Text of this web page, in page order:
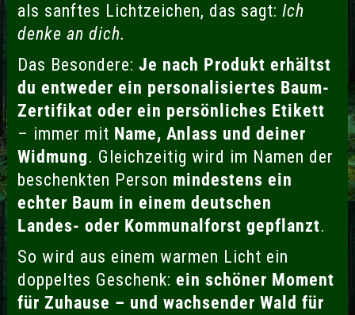
als sanftes Lichtzeichen, das sagt: Ich
denke an dich.
Das Besondere: Je nach Produkt erhältst
du entweder ein personalisiertes Baum-
Zertifikat oder ein persönliches Etikett
– immer mit Name, Anlass und deiner
Widmung. Gleichzeitig wird im Namen der
beschenkten Person mindestens ein
echter Baum in einem deutschen
Landes- oder Kommunalforst gepflanzt.
So wird aus einem warmen Licht ein
doppeltes Geschenk: ein schöner Moment
für Zuhause – und wachsender Wald für